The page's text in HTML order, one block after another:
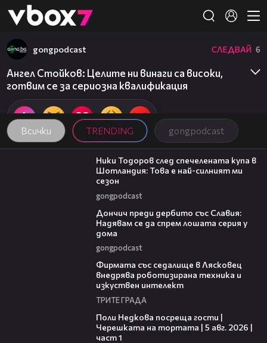
👾
Всички TRENDING gongpodcast
gongpodcast СЛЕДВАЙ 6
Ангел Стойков: Целите ни винаги са високи,
готвим се за сериозна квалификация
17:33
Ники Тодоров след спечелената купа в
Шотландия: Това е най-силният ми
сезон
gongpodcast
Дончич преди дербито със Славия:
Надявам се да спрем лошата серия у
дома
gongpodcast
Фирмата със седалище в Лясковец
внедрява роботизирана техника и
изкуствен интелект
ТРИТЕ ГРАДА
Поли Недкова посреща гости |
Черешката на тортата | 5 авг. 2026 |
част 1